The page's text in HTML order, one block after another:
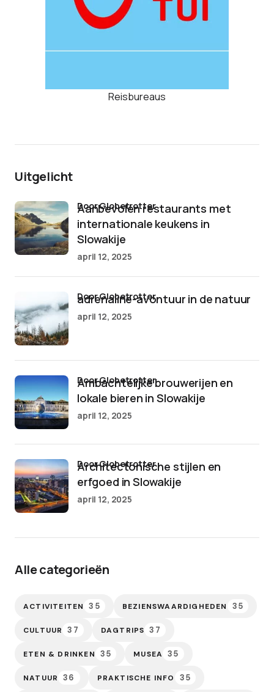
Reisbureaus
Uitgelicht
Aanbevolen restaurants met
internationale keukens in
Slowakije
door Globetrotter
april 12, 2025
adrenaline-avontuur in de natuur
door Globetrotter
april 12, 2025
Ambachtelijke brouwerijen en
lokale bieren in Slowakije
door Globetrotter
april 12, 2025
Architectonische stijlen en
erfgoed in Slowakije
door Globetrotter
april 12, 2025
Alle categorieën
ACTIVITEITEN 35 BEZIENSWAARDIGHEDEN 35
CULTUUR 37 DAGTRIPS 37
ETEN & DRINKEN 35 MUSEA 35
NATUUR 36 PRAKTISCHE INFO 35